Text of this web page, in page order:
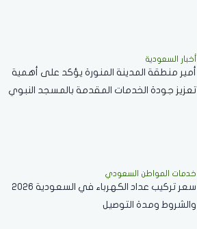
أخبار السعودية
أمير منطقة المدينة المنورة يؤكد على أهمية
تعزيز جودة الخدمات المقدمة بالمسجد النبوي
خدمات المواطن السعودي
سعر تركيب عداد الكهرباء في السعودية 2026
والشروط ومدة التوصيل